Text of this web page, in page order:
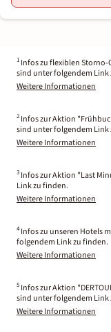
1 Infos zu flexiblen
sind unter folgendem
Weitere Informationen
2 Infos zur Aktion
sind unter folgendem
Weitere Informationen
3 Infos zur Aktion "Last
Link zu finden.
Weitere Informationen
4 Infos zu unseren Hotels
folgendem Link zu finden.
Weitere Informationen
5 Infos zur Aktion
sind unter folgendem
Weitere Informationen